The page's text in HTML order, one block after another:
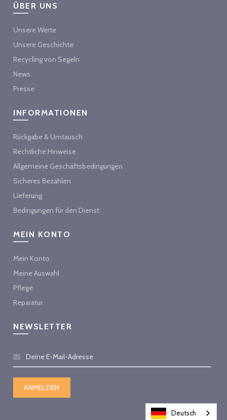
ÜBER UNS
Unsere Werte
Unsere Geschichte
Recycling von Segeln
News
Presse
INFORMATIONEN
Rückgabe & Umtausch
Rechtliche Hinweise
Allgemeine Geschäftsbedingungen
Sicheres Bezahlen
Lieferung
Bedingungen für den Dienst
MEIN KONTO
Mein Konto
Meine Auswahl
Pflege
Reparatur
NEWSLETTER
Deutsch